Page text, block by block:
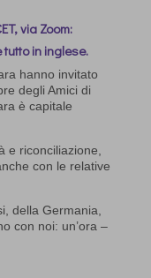
via Zoom:
tutto in inglese.
hanno invitato
degli Amici di
è capitale
e riconciliazione,
con le relative
della Germania,
con noi: un’ora –